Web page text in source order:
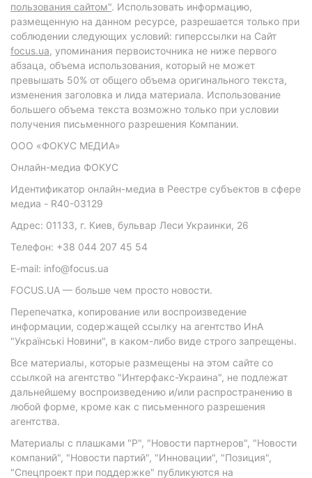
пользования сайтом". Использовать информацию,
размещенную на данном ресурсе, разрешается только при
соблюдении следующих условий: гиперссылки на Сайт
focus.ua, упоминания первоисточника не ниже первого
абзаца, объема использования, который не может
превышать 50% от общего объема оригинального текста,
изменения заголовка и лида материала. Использование
большего объема текста возможно только при условии
получения письменного разрешения Компании.
ООО «ФОКУС МЕДИА»
Онлайн-медиа ФОКУС
Идентификатор онлайн-медиа в Реестре субъектов в сфере
медиа - R40-03129
Адрес: 01133, г. Киев, бульвар Леси Украинки, 26
Телефон: +38 044 207 45 54
E-mail: info@focus.ua
FOCUS.UA — больше чем просто новости.
Перепечатка, копирование или воспроизведение
информации, содержащей ссылку на агентство ИнА
"Українські Новини", в каком-либо виде строго запрещены.
Все материалы, которые размещены на этом сайте со
ссылкой на агентство "Интерфакс-Украина", не подлежат
дальнейшему воспроизведению и/или распространению в
любой форме, кроме как с письменного разрешения
агентства.
Материалы с плашками "Р", "Новости партнеров", "Новости
компаний", "Новости партий", "Инновации", "Позиция",
"Спецпроект при поддержке" публикуются на